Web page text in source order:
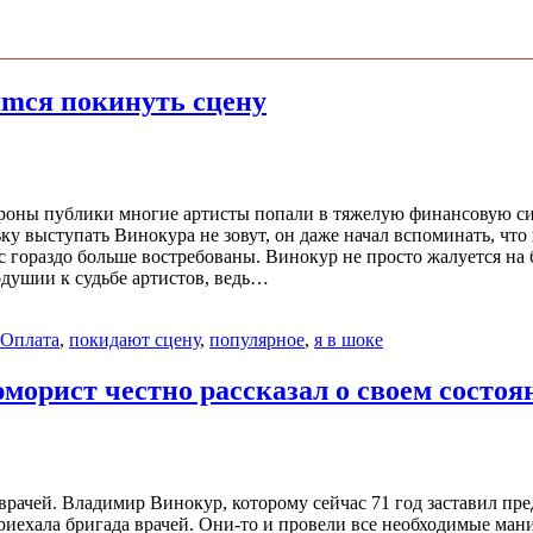
покинуть сцену
публики многие артисты попали в тяжелую
выступать Винокура не зовут, он даже начал вспоминать,
больше востребованы. Винокур не просто жалуется
к судьбе артистов, ведь…
Оплата, покидают сцену, популярное, я в шоке
честно рассказал о своем
Владимир Винокур, которому сейчас 71 год заставил
бригада врачей. Они-то и провели все необходимые